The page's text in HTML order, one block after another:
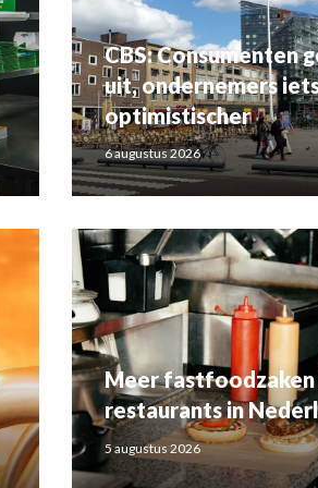
CBS: Consumenten
uit, ondernemers
optimistischer
6 augustus 2026
Meer fastfoodzaken
restaurants in
5 augustus 2026